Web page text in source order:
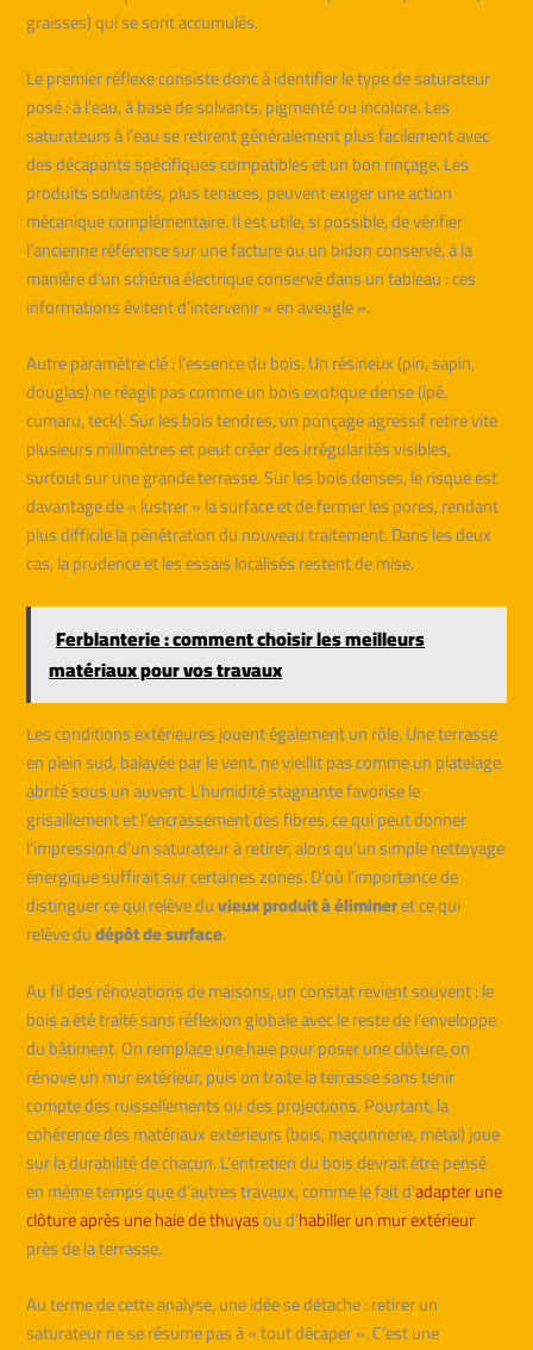
graisses) qui se sont accumulés.
Le premier réflexe consiste donc à identifier le type de saturateur
posé : à l’eau, à base de solvants, pigmenté ou incolore. Les
saturateurs à l’eau se retirent généralement plus facilement avec
des décapants spécifiques compatibles et un bon rinçage. Les
produits solvantés, plus tenaces, peuvent exiger une action
mécanique complémentaire. Il est utile, si possible, de vérifier
l’ancienne référence sur une facture ou un bidon conservé, à la
manière d’un schéma électrique conservé dans un tableau : ces
informations évitent d’intervenir « en aveugle ».
Autre paramètre clé : l’essence du bois. Un résineux (pin, sapin,
douglas) ne réagit pas comme un bois exotique dense (ipé,
cumaru, teck). Sur les bois tendres, un ponçage agressif retire vite
plusieurs millimètres et peut créer des irrégularités visibles,
surtout sur une grande terrasse. Sur les bois denses, le risque est
davantage de « lustrer » la surface et de fermer les pores, rendant
plus difficile la pénétration du nouveau traitement. Dans les deux
cas, la prudence et les essais localisés restent de mise.
Ferblanterie : comment choisir les meilleurs
matériaux pour vos travaux
Les conditions extérieures jouent également un rôle. Une terrasse
en plein sud, balayée par le vent, ne vieillit pas comme un platelage
abrité sous un auvent. L’humidité stagnante favorise le
grisaillement et l’encrassement des fibres, ce qui peut donner
l’impression d’un saturateur à retirer, alors qu’un simple nettoyage
énergique suffirait sur certaines zones. D’où l’importance de
distinguer ce qui relève duvieux produit à élimineret ce qui
relève dudépôt de surface.
Au fil des rénovations de maisons, un constat revient souvent : le
bois a été traité sans réflexion globale avec le reste de l’enveloppe
du bâtiment. On remplace une haie pour poser une clôture, on
rénove un mur extérieur, puis on traite la terrasse sans tenir
compte des ruissellements ou des projections. Pourtant, la
cohérence des matériaux extérieurs (bois, maçonnerie, métal) joue
sur la durabilité de chacun. L’entretien du bois devrait être pensé
en même temps que d’autres travaux, comme le fait d’adapter une
clôture après une haie de thuyasou d’habiller un mur extérieur
près de la terrasse.
Au terme de cette analyse, une idée se détache : retirer un
saturateur ne se résume pas à « tout décaper ». C’est une